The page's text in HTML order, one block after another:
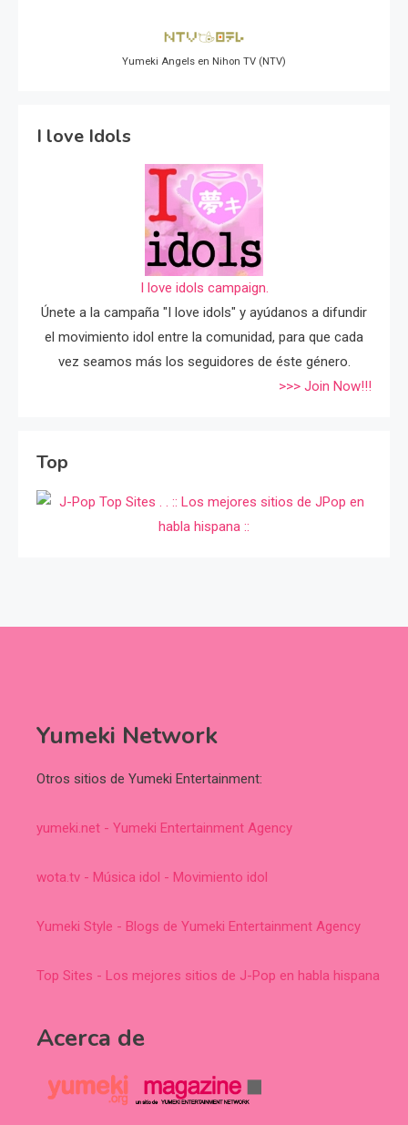
Yumeki Angels en Nihon TV (NTV)
I love Idols
I love idols campaign.
Únete a la campaña "I love idols" y ayúdanos a difundir
el movimiento idol entre la comunidad, para que cada
vez seamos más los seguidores de éste género.
>>> Join Now!!!
Top
Yumeki Network
Otros sitios de Yumeki Entertainment:
yumeki.net - Yumeki Entertainment Agency
wota.tv - Música idol - Movimiento idol
Yumeki Style - Blogs de Yumeki Entertainment Agency
Top Sites - Los mejores sitios de J-Pop en habla hispana
Acerca de